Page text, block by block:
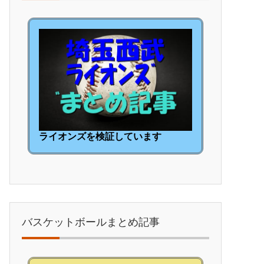
ライオンズを検証しています
バスケットボールまとめ記事